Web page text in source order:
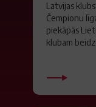
Latvijas
Čempionu
piekāpās
klubam